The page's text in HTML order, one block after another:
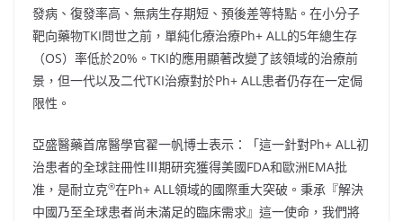
發病、復發率高、無病生存期短、預後差等特點。在小分子
靶向藥物TKI問世之前，單純化療治療Ph+ ALL的5年總生存
（OS）率低於20%。TKI的應用顯著改變了該領域的治療前
景，但一代以及二代TKI治療對於Ph+ ALL患者仍存在一定侷
限性。
亞盛醫藥首席醫學官翟一帆博士表示：「這一針對Ph+ ALL初
治患者的全球註冊性Ⅲ期研究獲得美國FDA和歐洲EMA批
准，是耐立克®在Ph+ ALL領域的國際重大突破。秉承『解決
中國乃至全球患者尚未滿足的臨床需求』這一使命，我們將